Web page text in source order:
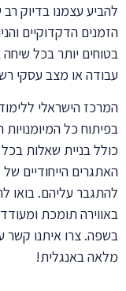
להביע עצמנו בדיוק
הזמנים הדקדוקיים
בטוחים יותר בכל שיחה
עבודה או מצב עסקי
המרכז הישראלי
בפיתוח כל
כולל בניית שאלות
האתגרים הייחודיים
להתגבר עליהם. בואו
באווירה תומכת
בשפה. צרו איתנו קשר
מלאה באנגלית!